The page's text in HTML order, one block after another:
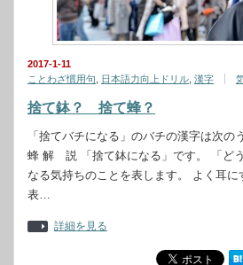
2017-1-11
ことわざ慣用句
日本語力向上ドリル 漢字
捨て鉢？ 捨て蜂？
「捨てバチになる」のバチの漢字は次の
蜂 解 説 「捨て鉢になる」です。 「ど
なる気持ちのことを表します。 よく耳に
表…
詳細を見る